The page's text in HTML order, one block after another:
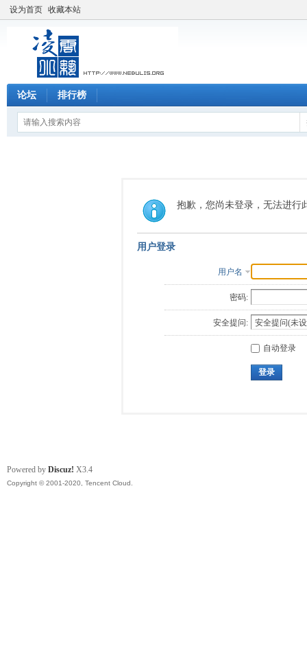
设为首页 收藏本站
论坛 排行榜
抱歉，您尚未登录，无法进行
用户登录
用户名
密码:
安全提问:
自动登录
登录
Powered by Discuz! X3.4
Copyright © 2001-2020, Tencent Cloud.